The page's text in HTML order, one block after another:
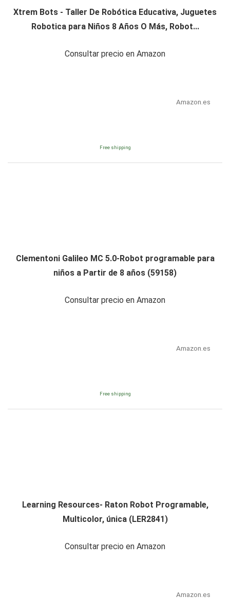
Xtrem Bots - Taller De Robótica Educativa, Juguetes
Robotica para Niños 8 Años O Más, Robot...
Consultar precio en Amazon
Amazon.es
Free shipping
Clementoni Galileo MC 5.0-Robot programable para
niños a Partir de 8 años (59158)
Consultar precio en Amazon
Amazon.es
Free shipping
Learning Resources- Raton Robot Programable,
Multicolor, única (LER2841)
Consultar precio en Amazon
Amazon.es